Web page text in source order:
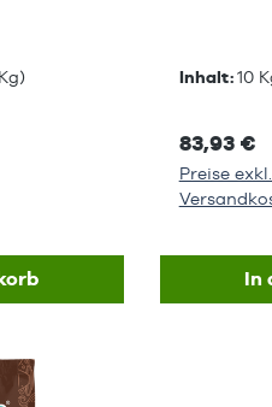
Inhalt:10
83,93 €
Preise
In